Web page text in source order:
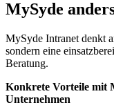
MySyde
MySyde Intranet denkt
sondern eine
Beratung.
Konkrete Vorteile mit
Unternehmen